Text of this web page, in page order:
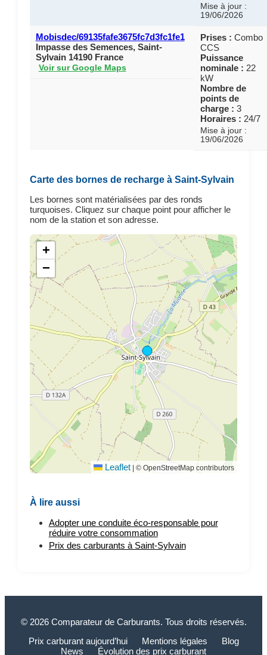
Mise à jour :
19/06/2026
Mobisdec/69135fafe3675fc7d3fc1fe1
Impasse des Semences, Saint-
Sylvain 14190 France
Voir sur Google Maps
Prises : Combo
CCS
Puissance
nominale : 22
kW
Nombre de
points de
charge : 3
Horaires : 24/7
Mise à jour :
19/06/2026
Carte des bornes de recharge à Saint-Sylvain
Les bornes sont matérialisées par des ronds
turquoises. Cliquez sur chaque point pour afficher le
nom de la station et son adresse.
+
−
Leaflet | © OpenStreetMap contributors
À lire aussi
Adopter une conduite éco-responsable pour
réduire votre consommation
Prix des carburants à Saint-Sylvain
© 2026 Comparateur de Carburants. Tous droits réservés.
Prix carburant aujourd’hui
Mentions légales
Blog
News
Évolution des prix carburant